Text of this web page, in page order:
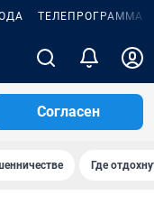
ТЕЛЕПРОГРАММА
Согласен
Где